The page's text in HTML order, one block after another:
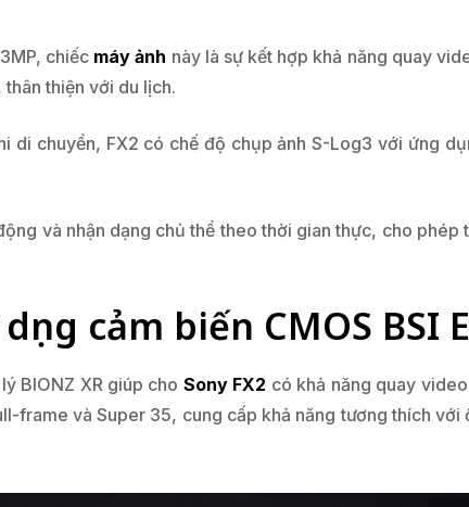
chiếc máy ảnh này là sự kết hợp khả năng quay
thiện với du lịch.
chuyển, FX2 có chế độ chụp ảnh S-Log3 với ứng
và nhận dạng chủ thể theo thời gian thực, cho
cảm biến CMOS BSI
BIONZ XR giúp cho Sony FX2 có khả năng quay
frame và Super 35, cung cấp khả năng tương thích